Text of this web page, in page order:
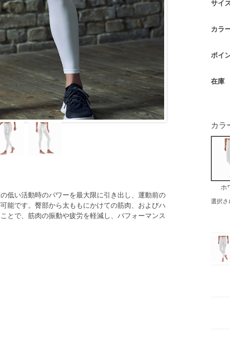
低い活動時のパワーを最大限に引き出し、運動前の
能です。臀部から太ももにかけての筋肉、およびハ
とで、筋肉の振動や疲労を軽減し、パフォーマンス
サイ
カラ
ポイ
在庫
カラ
ホ
選択さ